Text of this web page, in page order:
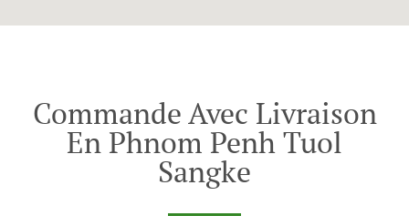
Commande Avec Livraison
En Phnom Penh Tuol
Sangke